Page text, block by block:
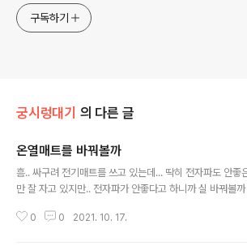
구독하기
궁시렁대기 의 다른 글
온열매트를 바꿔볼까
흠.. 싸구려 전기매트를 쓰고 있는데... 딱히 전자파도 안좋
만 잘 자고 있지만.. 전자파가 안좋다고 하니까 실 바꿔볼
냥 기존에 많이 쓰던.. 전기로 매트안에 있는 전기열선에 직
0 0 2021. 10. 17.